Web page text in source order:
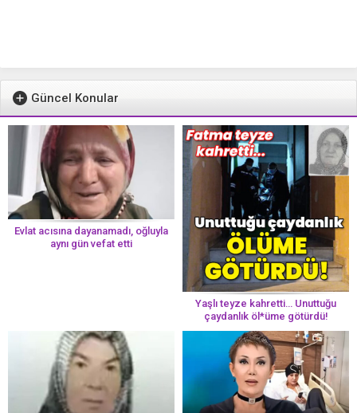
Güncel Konular
Evlat acısına dayanamadı, oğluyla
aynı gün vefat etti
Yaşlı teyze kahretti… Unuttuğu
çaydanlık öl*üme götürdü!